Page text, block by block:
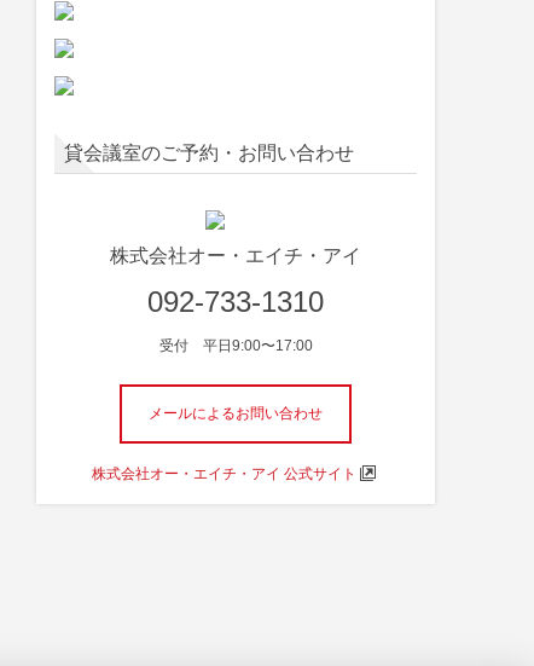
貸会議室のご予約・お問い合わせ
株式会社オー・エイチ・アイ
092-733-1310
受付 平日9:00〜17:00
メールによるお問い合わせ
株式会社オー・エイチ・アイ 公式サイト